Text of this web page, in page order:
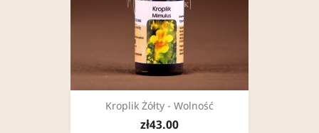
Kroplik Żółty - Wolność
zł43.00